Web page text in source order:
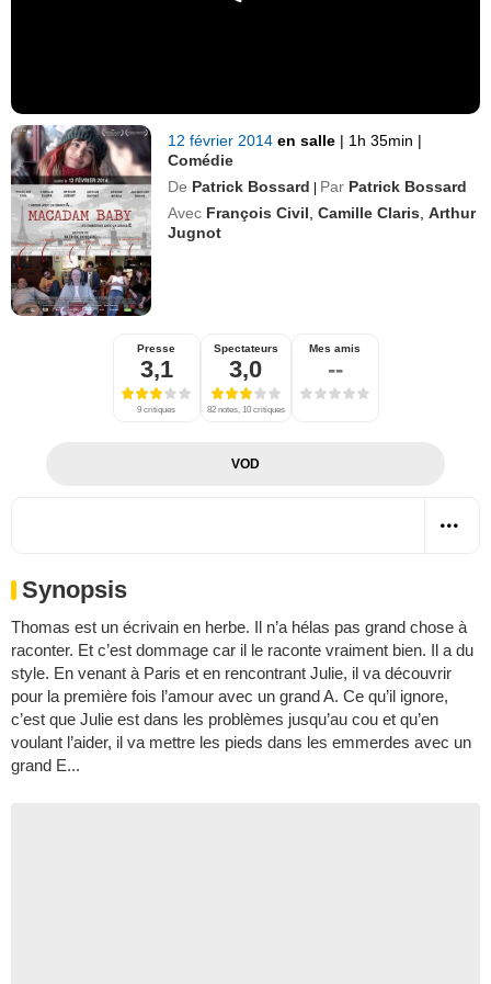
12 février 2014en salle | 1h 35min |
Comédie
De Patrick Bossard | Par Patrick Bossard
Avec François Civil ,Camille Claris ,Arthur
Jugnot
Presse
3,1
9 critiques
Spectateurs
3,0
82 notes, 10 critiques
Mes amis
--
VOD
Synopsis
Thomas est un écrivain en herbe. Il n’a hélas pas grand chose à
raconter. Et c’est dommage car il le raconte vraiment bien. Il a du
style. En venant à Paris et en rencontrant Julie, il va découvrir
pour la première fois l’amour avec un grand A. Ce qu’il ignore,
c’est que Julie est dans les problèmes jusqu’au cou et qu’en
voulant l’aider, il va mettre les pieds dans les emmerdes avec un
grand E...